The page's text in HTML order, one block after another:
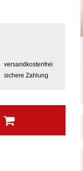
versandkostenfrei
sichere Zahlung